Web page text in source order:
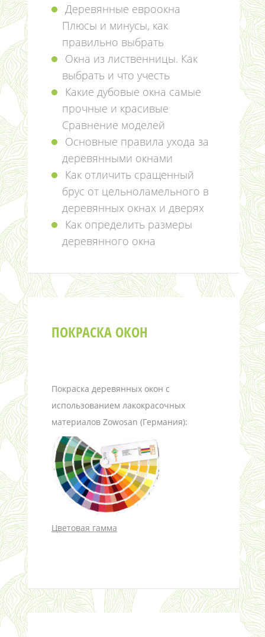
Деревянные евроокна
Плюсы и минусы, как
правильно выбрать
Окна из лиственницы. Как
выбрать и что учесть
Какие дубовые окна самые
прочные и красивые
Сравнение моделей
Основные правила ухода за
деревянными окнами
Как отличить сращенный
брус от цельноламельного в
деревянных окнах и дверях
Как определить размеры
деревянного окна
ПОКРАСКА ОКОН
Покраска деревянных окон с
использованием лакокрасочных
материалов Zowosan (Германия):
Цветовая гамма